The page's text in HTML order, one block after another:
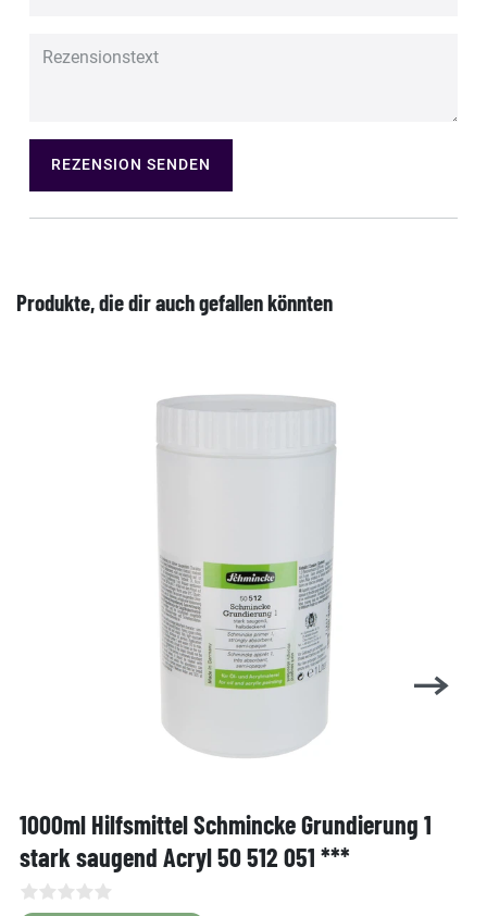
REZENSION SENDEN
Produkte, die dir auch gefallen könnten
1000ml Hilfsmittel Schmincke Grundierung 1
stark saugend Acryl 50 512 051 ***